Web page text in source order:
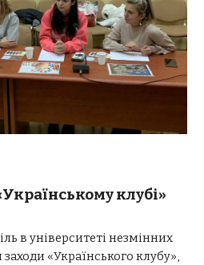
клубі»
в університеті незмінних
«Українського клубу»,